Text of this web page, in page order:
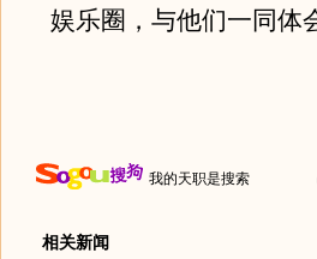
娱乐圈，与他们一同体
我的天职是搜索
相关新闻